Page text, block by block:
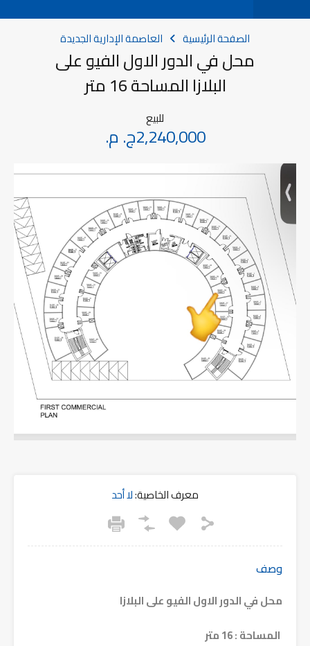
الصفحة الرئيسية العاصمة الإدارية الجديدة
محل في الدور الاول الفيو على
البلازا المساحة 16 متر
للبيع
2,240,000ج. م.
معرف الخاصية:لا أحد
وصف
محل في الدور الاول الفيو على البلازا
المساحة : 16 متر